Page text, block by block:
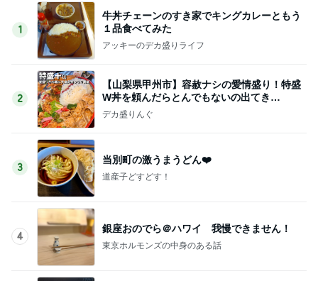
1
牛丼チェーンのすき家でキングカレーともう
１品食べてみた
アッキーのデカ盛りライフ
2
【山梨県甲州市】容赦ナシの愛情盛り！特盛
W丼を頼んだらとんでもないの出てき
た…！〜花藤食堂さん〜
デカ盛りんぐ
3
当別町の激うまうどん❤️
道産子どすどす！
4
銀座おのでら＠ハワイ 我慢できません！
東京ホルモンズの中身のある話